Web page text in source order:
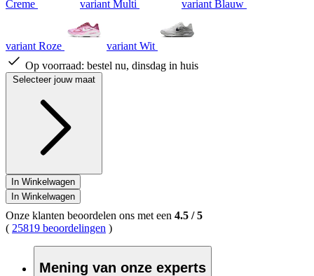
Creme variant Multi variant Blauw
variant Roze
variant Wit
Op voorraad: bestel nu, dinsdag in huis
Selecteer jouw maat
In Winkelwagen
In Winkelwagen
Onze klanten beoordelen ons met een 4.5 /5
( 25819 beoordelingen )
Mening van onze experts